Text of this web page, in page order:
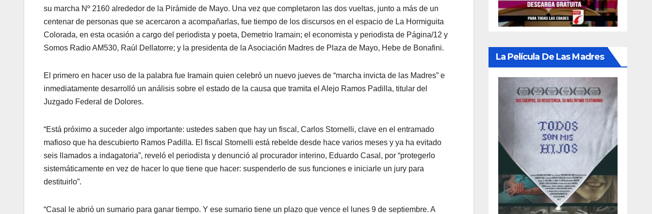
su marcha Nº 2160 alrededor de la Pirámide de Mayo. Una vez que completaron las dos vueltas, junto a más de un
centenar de personas que se acercaron a acompañarlas, fue tiempo de los discursos en el espacio de La Hormiguita
Colorada, en esta ocasión a cargo del periodista y poeta, Demetrio Iramain; el economista y periodista de Página/12 y
Somos Radio AM530, Raúl Dellatorre; y la presidenta de la Asociación Madres de Plaza de Mayo, Hebe de Bonafini.
El primero en hacer uso de la palabra fue Iramain quien celebró un nuevo jueves de “marcha invicta de las Madres” e
inmediatamente desarrolló un análisis sobre el estado de la causa que tramita el Alejo Ramos Padilla, titular del
Juzgado Federal de Dolores.
“Está próximo a suceder algo importante: ustedes saben que hay un fiscal, Carlos Stornelli, clave en el entramado
mafioso que ha descubierto Ramos Padilla. El fiscal Stornelli está rebelde desde hace varios meses y ya ha evitado
seis llamados a indagatoria”, reveló el periodista y denunció al procurador interino, Eduardo Casal, por “protegerlo
sistemáticamente en vez de hacer lo que tiene que hacer: suspenderlo de sus funciones e iniciarle un jury para
destituirlo”.
“Casal le abrió un sumario para ganar tiempo. Y ese sumario tiene un plazo que vence el lunes 9 de septiembre. A
La Película De Las Madres